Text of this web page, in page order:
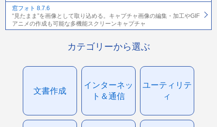
窓フォト 8.7.6
“見たまま”を画像として取り込める。キャプチャ画像の編集・加工やGIF
アニメの作成も可能な多機能スクリーンキャプチャ
カテゴリーから選ぶ
文書作成
インターネッ
ト＆通信
ユーティリテ
ィ